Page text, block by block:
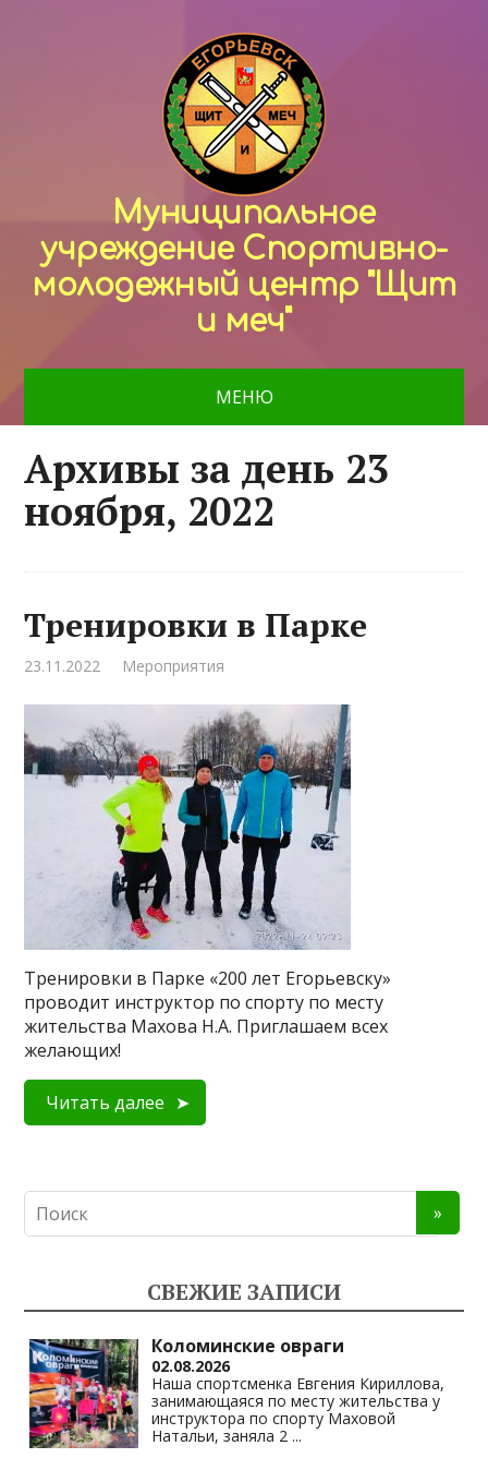
Муниципальное
учреждение Спортивно-
молодежный центр "Щит
и меч"
МЕНЮ
Архивы за день 23
ноября, 2022
Тренировки в Парке
23.11.2022 Мероприятия
Тренировки в Парке «200 лет Егорьевску»
проводит инструктор по спорту по месту
жительства Махова Н.А. Приглашаем всех
желающих!
Читать далее
СВЕЖИЕ ЗАПИСИ
Коломинские овраги
02.08.2026
Наша спортсменка Евгения Кириллова,
занимающаяся по месту жительства у
инструктора по спорту Маховой
Натальи, заняла 2 ...